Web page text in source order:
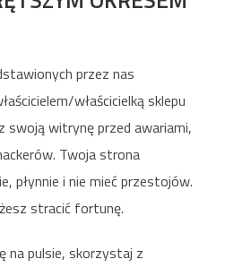
przez nas
właścicielką sklepu
swoją witrynę przed awariami,
Twoja strona
płynnie i nie mieć przestojów.
stracić fortunę.
na pulsie, skorzystaj z